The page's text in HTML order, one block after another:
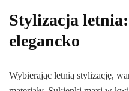
Stylizacja
elegancko
Wybierając letnią stylizację,